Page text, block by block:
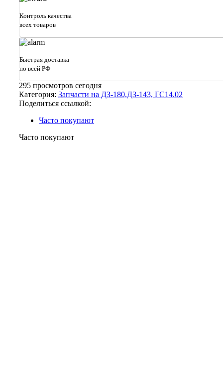
кулисы
КПП
Псков
240.30.11.00.000
Контроль качества
всех товаров
Быстрая доставка
по всей РФ
295 просмотров сегодня
Категория: Запчасти на ДЗ-180,ДЗ-143, ГС14.02
Поделиться ссылкой:
Часто покупают
Часто покупают